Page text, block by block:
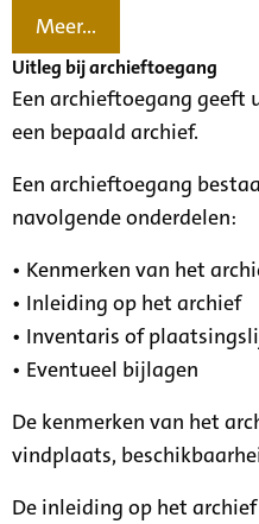
Meer...
Uitleg bij archieftoegang
Een archieftoegang
een bepaald archief.
Een archieftoegang
navolgende onderdelen:
• Kenmerken van het
• Inleiding op het archief
• Inventaris of
• Eventueel bijlagen
De kenmerken van het
vindplaats,
De inleiding op het